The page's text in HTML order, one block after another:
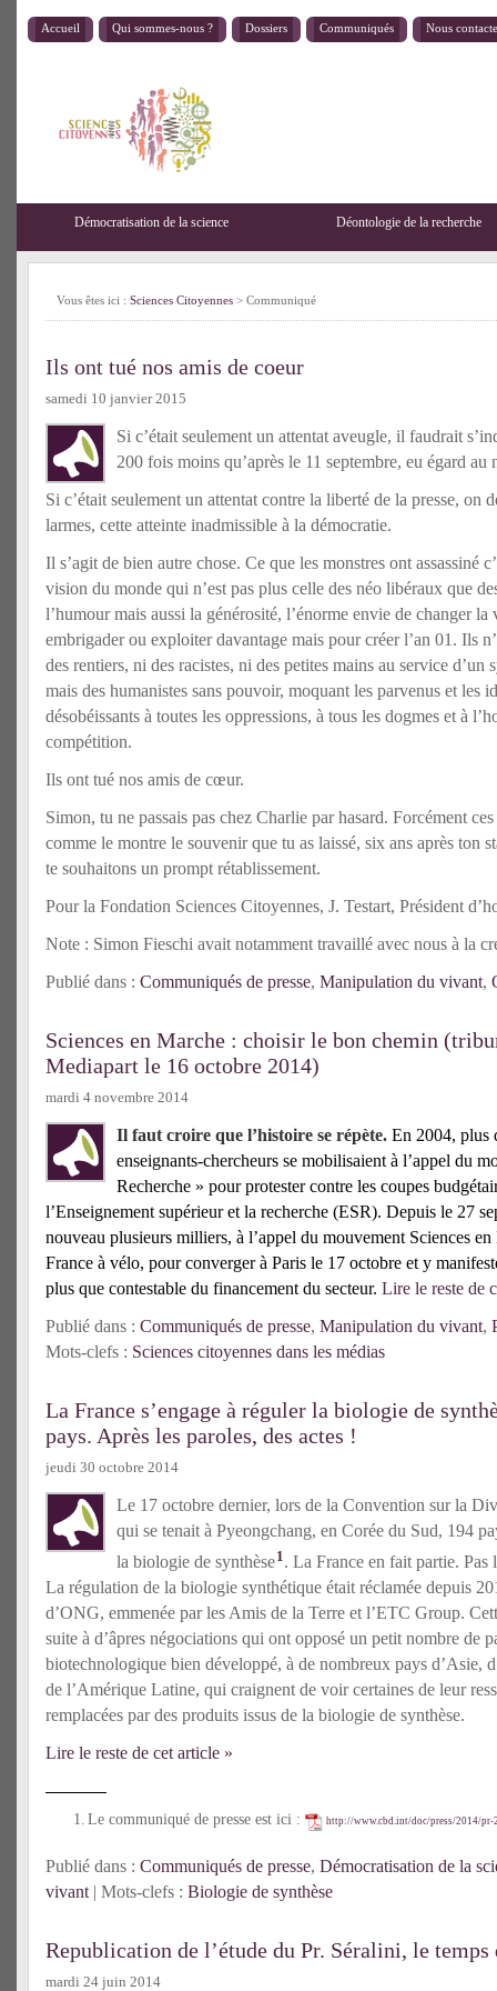
Accueil Qui sommes-nous ? Dossiers Communiqués Nous
Démocratisation de la science Déontologie de la recherche
Vous êtes ici : Sciences Citoyennes > Communiqué
Ils ont tué nos amis de coeur
samedi 10 janvier 2015
Si c’était seulement un attentat aveugle, il faudrait
200 fois moins qu’après le 11 septembre, eu égard au
Si c’était seulement un attentat contre la liberté de la presse, on
larmes, cette atteinte inadmissible à la démocratie.
Il s’agit de bien autre chose. Ce que les monstres ont assassiné
vision du monde qui n’est pas plus celle des néo libéraux que
l’humour mais aussi la générosité, l’énorme envie de changer la
embrigader ou exploiter davantage mais pour créer l’an 01. Ils
des rentiers, ni des racistes, ni des petites mains au service d’un
mais des humanistes sans pouvoir, moquant les parvenus et les
désobéissants à toutes les oppressions, à tous les dogmes et à
compétition.
Ils ont tué nos amis de cœur.
Simon, tu ne passais pas chez Charlie par hasard. Forcément
comme le montre le souvenir que tu as laissé, six ans après ton
te souhaitons un prompt rétablissement.
Pour la Fondation Sciences Citoyennes, J. Testart, Président
Note : Simon Fieschi avait notamment travaillé avec nous à la
Publié dans : Communiqués de presse, Manipulation du vivant,
Sciences en Marche : choisir le bon chemin
Mediapart le 16 octobre 2014)
mardi 4 novembre 2014
Il faut croire que l’histoire se répète. En 2004, plus
enseignants-chercheurs se mobilisaient à l’appel du
Recherche » pour protester contre les coupes
l’Enseignement supérieur et la recherche (ESR). Depuis le 27
nouveau plusieurs milliers, à l’appel du mouvement Sciences
France à vélo, pour converger à Paris le 17 octobre et y
plus que contestable du financement du secteur. Lire le reste de
Publié dans : Communiqués de presse, Manipulation du vivant,
Mots-clefs : Sciences citoyennes dans les médias
La France s’engage à réguler la biologie de
pays. Après les paroles, des actes !
jeudi 30 octobre 2014
Le 17 octobre dernier, lors de la Convention sur la
qui se tenait à Pyeongchang, en Corée du Sud, 194
la biologie de synthèse1. La France en fait partie. Pas
La régulation de la biologie synthétique était réclamée depuis
d’ONG, emmenée par les Amis de la Terre et l’ETC Group.
suite à d’âpres négociations qui ont opposé un petit nombre de
biotechnologique bien développé, à de nombreux pays d’Asie,
de l’Amérique Latine, qui craignent de voir certaines de leur
remplacées par des produits issus de la biologie de synthèse.
Lire le reste de cet article »
Le communiqué de presse est ici : http://www.cbd.int/doc/press/2014/pr-
Publié dans : Communiqués de presse, Démocratisation de la
vivant | Mots-clefs : Biologie de synthèse
Republication de l’étude du Pr. Séralini, le temps
mardi 24 juin 2014